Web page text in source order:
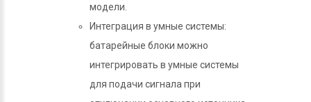
модели.
Интеграция в умные системы:
батарейные блоки можно
интегрировать в умные системы
для подачи сигнала при